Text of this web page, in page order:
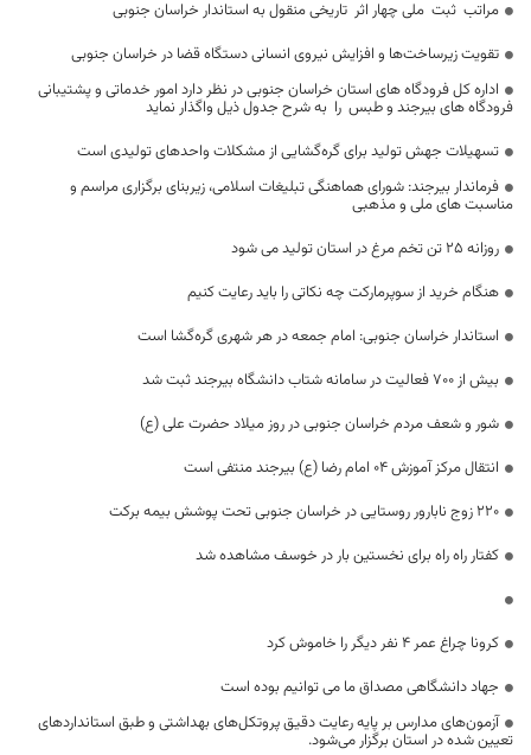
مراتب ثبت ملی چهار اثر تاریخی منقول به استاندار خراسان جنوبی
تقویت زیرساخت‌ها و افزایش نیروی انسانی دستگاه قضا در خراسان جنوبی
اداره کل فرودگاه های استان خراسان جنوبی در نظر دارد امور خدماتی و پشتیبانی
فرودگاه های بیرجند و طبس را به شرح جدول ذیل واگذار نماید
تسهیلات جهش تولید برای گره‌گشایی از مشکلات واحدهای تولیدی است
فرماندار بیرجند: شورای هماهنگی تبلیغات اسلامی، زیربنای برگزاری مراسم و
مناسبت های ملی و مذهبی
روزانه 25 تن تخم مرغ در استان تولید می شود
هنگام خرید از سوپرمارکت چه نکاتی را باید رعایت کنیم
استاندار خراسان جنوبی: امام جمعه در هر شهری گره‌گشا است
بیش از ۷۰۰ فعالیت در سامانه شتاب دانشگاه بیرجند ثبت شد
شور و شعف مردم خراسان جنوبی در روز میلاد حضرت علی (ع)
انتقال مرکز آموزش ۰۴ امام رضا (ع) بیرجند منتفی است
۲۲۰ زوج نابارور روستایی در خراسان جنوبی تحت پوشش بیمه برکت
کفتار راه راه برای نخستین بار در خوسف مشاهده شد
کرونا چراغ عمر ۴ نفر دیگر را خاموش کرد
جهاد دانشگاهی مصداق ما می توانیم بوده است
آزمون‌های مدارس بر پایه رعایت دقیق پروتکل‌های بهداشتی و طبق استانداردهای
تعیین شده در استان برگزار می‌شود.